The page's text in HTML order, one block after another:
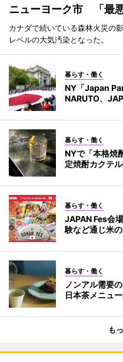
ニューヨーク市 「最
カナダで続いている森林火災の
レベルの大気汚染となった。
暮らす・働く
NY「Japan
NARUTO、
暮らす・働く
NYで「本格焼
定焼酎カクテ
暮らす・働く
JAPAN Fes会
験など通じ米
暮らす・働く
ノンアル需要
日本茶メニュ
も